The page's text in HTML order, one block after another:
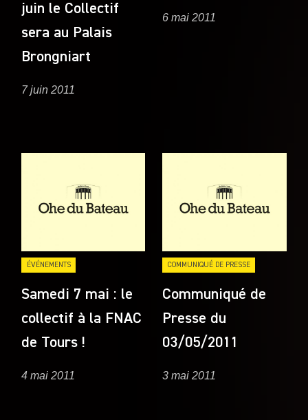
juin le Collectif
sera au Palais
Brongniart
7 juin 2011
6 mai 2011
ÉVÉNEMENTS
Samedi 7 mai : le
collectif à la FNAC
de Tours !
4 mai 2011
COMMUNIQUÉ DE PRESSE
Communiqué de
Presse du
03/05/2011
3 mai 2011